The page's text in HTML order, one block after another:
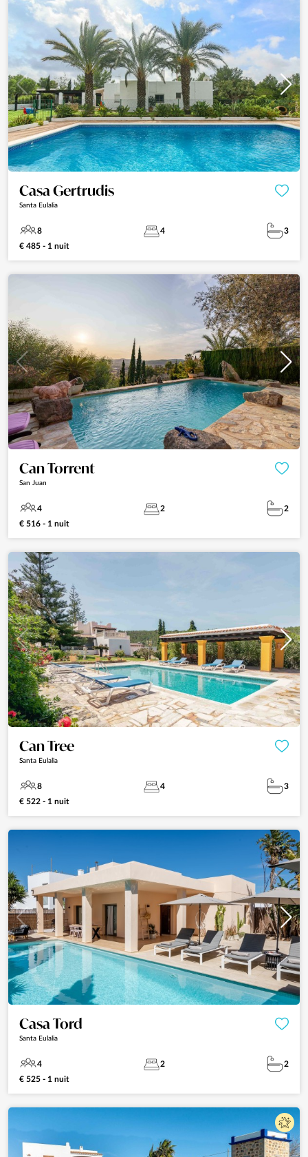
Casa Gertrudis
Santa Eulalia
8 4
3
€ 485 - 1 nuit
Can Torrent
San Juan
4 2
2
€ 516 - 1 nuit
Can Tree
Santa Eulalia
8 4
3
€ 522 - 1 nuit
Casa Tord
Santa Eulalia
4 2
2
€ 525 - 1 nuit